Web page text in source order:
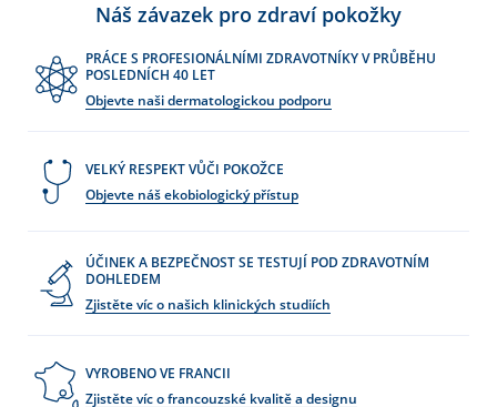
Náš závazek pro zdraví pokožky
PRÁCE S PROFESIONÁLNÍMI ZDRAVOTNÍKY V PRŮBĚHU
POSLEDNÍCH 40 LET
Objevte naši dermatologickou podporu
VELKÝ RESPEKT VŮČI POKOŽCE
Objevte náš ekobiologický přístup
ÚČINEK A BEZPEČNOST SE TESTUJÍ POD ZDRAVOTNÍM
DOHLEDEM
Zjistěte víc o našich klinických studiích
VYROBENO VE FRANCII
Zjistěte víc o francouzské kvalitě a designu